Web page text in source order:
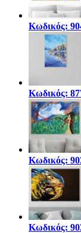
Κωδικός:
Κωδικός:
Κωδικός:
Κωδικός: